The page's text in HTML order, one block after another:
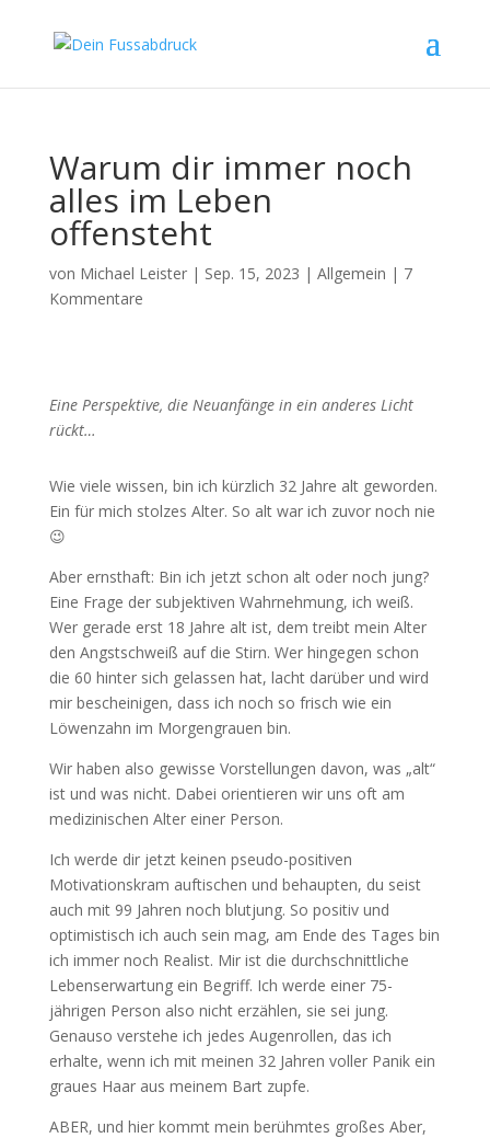
Warum dir immer noch
alles im Leben
offensteht
von Michael Leister| Sep. 15, 2023 | Allgemein | 7
Kommentare
Eine Perspektive, die Neuanfänge in ein anderes Licht
rückt…
Wie viele wissen, bin ich kürzlich 32 Jahre alt geworden.
Ein für mich stolzes Alter. So alt war ich zuvor noch nie
😉
Aber ernsthaft: Bin ich jetzt schon alt oder noch jung?
Eine Frage der subjektiven Wahrnehmung, ich weiß.
Wer gerade erst 18 Jahre alt ist, dem treibt mein Alter
den Angstschweiß auf die Stirn. Wer hingegen schon
die 60 hinter sich gelassen hat, lacht darüber und wird
mir bescheinigen, dass ich noch so frisch wie ein
Löwenzahn im Morgengrauen bin.
Wir haben also gewisse Vorstellungen davon, was „alt“
ist und was nicht. Dabei orientieren wir uns oft am
medizinischen Alter einer Person.
Ich werde dir jetzt keinen pseudo-positiven
Motivationskram auftischen und behaupten, du seist
auch mit 99 Jahren noch blutjung. So positiv und
optimistisch ich auch sein mag, am Ende des Tages bin
ich immer noch Realist. Mir ist die durchschnittliche
Lebenserwartung ein Begriff. Ich werde einer 75-
jährigen Person also nicht erzählen, sie sei jung.
Genauso verstehe ich jedes Augenrollen, das ich
erhalte, wenn ich mit meinen 32 Jahren voller Panik ein
graues Haar aus meinem Bart zupfe.
ABER, und hier kommt mein berühmtes großes Aber,